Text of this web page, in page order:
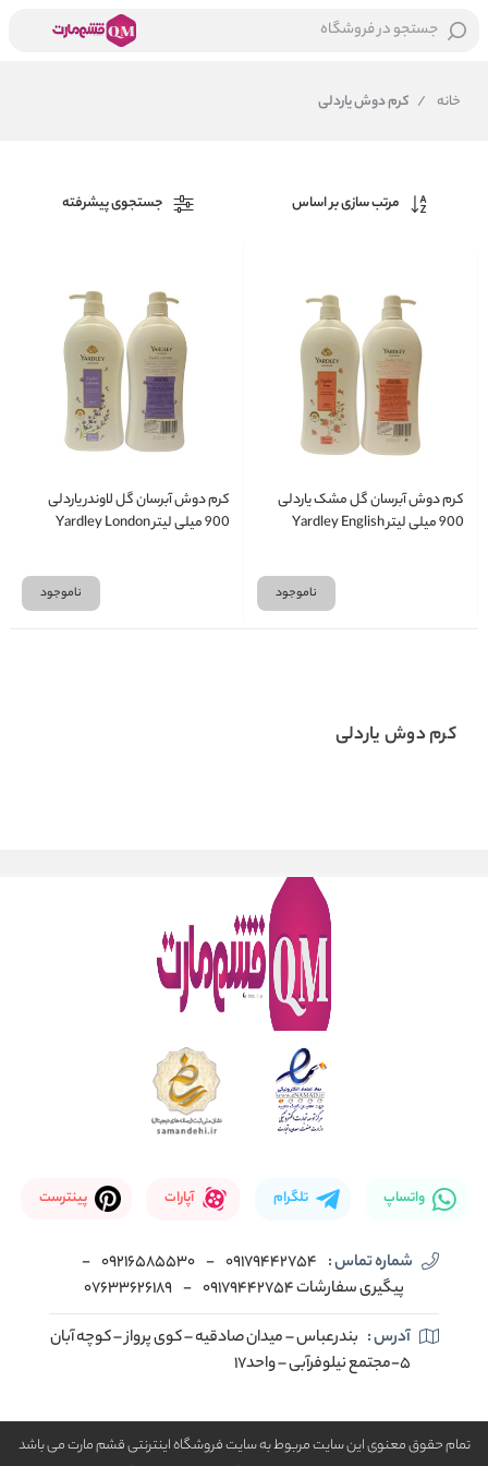
جستجو در فروشگاه
خانه / کرم دوش یاردلی
مرتب سازی بر اساس جستجوی پیشرفته
کرم دوش آبرسان گل مشک یاردلی
900 میلی لیتر Yardley English
ناموجود
کرم دوش آبرسان گل لاوندر یاردلی
900 میلی لیتر Yardley London
ناموجود
کرم دوش یاردلی
واتساپ تلگرام آپارات پینترست
شماره تماس : 09179442754
-
09216585530
-
پیگیری سفارشات 09179442754
-
07633626189
آدرس : بندرعباس – میدان صادقیه – کوی پرواز – کوچه آبان
5-مجتمع نیلوفرآبی – واحد17
تمام حقوق معنوی این سایت مربوط به سایت فروشگاه اینترنتی قشم مارت می باشد